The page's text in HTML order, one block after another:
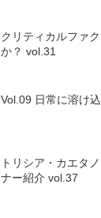
クリティカルファ
か？ vol.31
Vol.09 日常に溶け
トリシア・カエタ
ナー紹介 vol.37